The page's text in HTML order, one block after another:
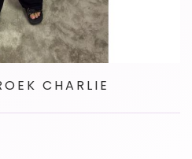
CHARLIE